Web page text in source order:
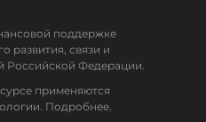
поддержке
развития, связи и
Российской Федерации.
применяются
Подробнее.